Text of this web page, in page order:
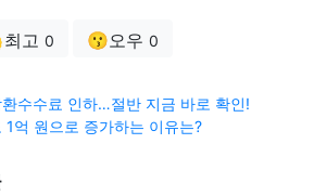
고 0 😗오우 0
수수료 인하…절반 지금 바로 확인!
1억 원으로 증가하는 이유는?